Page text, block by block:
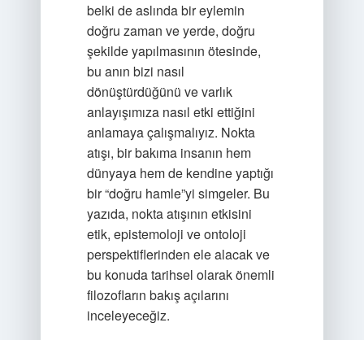
belki de aslında bir eylemin
doğru zaman ve yerde, doğru
şekilde yapılmasının ötesinde,
bu anın bizi nasıl
dönüştürdüğünü ve varlık
anlayışımıza nasıl etki ettiğini
anlamaya çalışmalıyız. Nokta
atışı, bir bakıma insanın hem
dünyaya hem de kendine yaptığı
bir “doğru hamle”yi simgeler. Bu
yazıda, nokta atışının etkisini
etik, epistemoloji ve ontoloji
perspektiflerinden ele alacak ve
bu konuda tarihsel olarak önemli
filozofların bakış açılarını
inceleyeceğiz.